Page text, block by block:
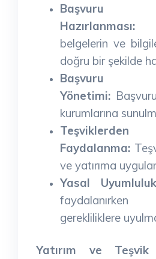
Başvuru
Hazırlanması:
belgelerin ve
doğru bir şekilde
Yönetimi:
kurumlarına
Teşviklerden
Faydalanma:
ve yatırıma
Yasal
gerekliliklere
Yatırım ve Teşvik